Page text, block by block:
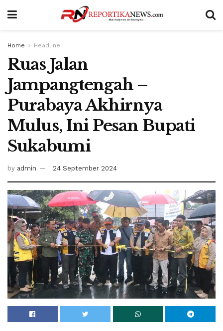
Home Headline
Ruas Jalan
Jampangtengah –
Purabaya Akhirnya
Mulus, Ini Pesan Bupati
Sukabumi
by admin 24 September 2024